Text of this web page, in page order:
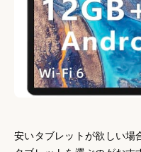
安いタブレットが欲しい場